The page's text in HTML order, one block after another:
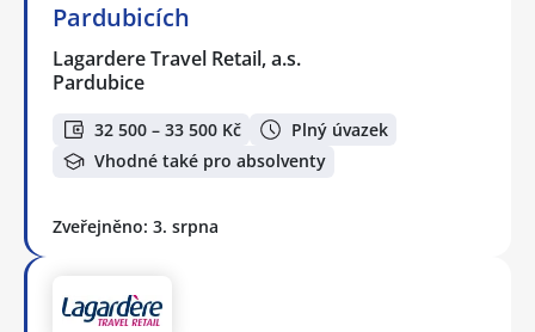
Pardubicích
Lagardere Travel Retail, a.s.
Pardubice
32 500 – 33 500 Kč
Plný úvazek
Vhodné také pro absolventy
Zveřejněno: 3. srpna